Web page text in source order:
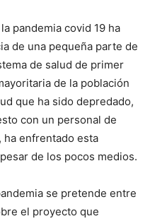
pandemia covid 19 ha
de una pequeña parte de
de salud de primer
de la población
que ha sido depredado,
con un personal de
ha enfrentado esta
de los pocos medios.
se pretende entre
el proyecto que